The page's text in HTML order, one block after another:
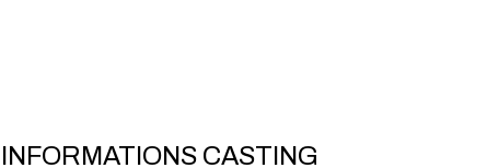
INFORMATIONS CASTING